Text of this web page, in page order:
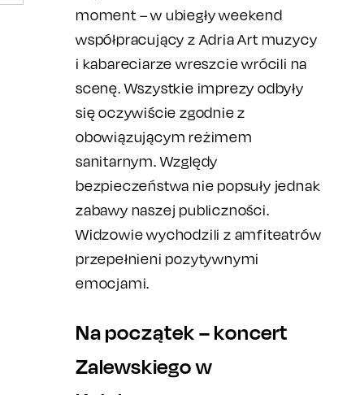
moment – w ubiegły weekend
współpracujący z Adria Art muzycy
i kabareciarze wreszcie wrócili na
scenę. Wszystkie imprezy odbyły
się oczywiście zgodnie z
obowiązującym reżimem
sanitarnym. Względy
bezpieczeństwa nie popsuły jednak
zabawy naszej publiczności.
Widzowie wychodzili z amfiteatrów
przepełnieni pozytywnymi
emocjami.
Na początek – koncert
Zalewskiego w